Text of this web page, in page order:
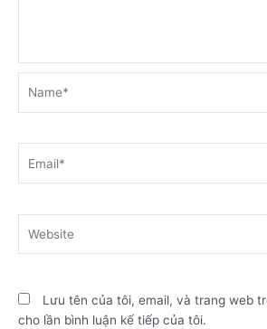
Lưu tên của tôi, email, và trang web
cho lần bình luận kế tiếp của tôi.